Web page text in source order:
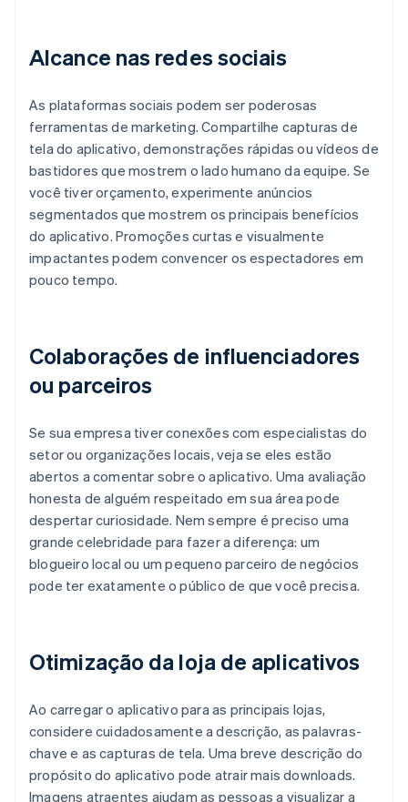
Alcance nas redes sociais
As plataformas sociais podem ser poderosas
ferramentas de marketing. Compartilhe capturas de
tela do aplicativo, demonstrações rápidas ou vídeos de
bastidores que mostrem o lado humano da equipe. Se
você tiver orçamento, experimente anúncios
segmentados que mostrem os principais benefícios
do aplicativo. Promoções curtas e visualmente
impactantes podem convencer os espectadores em
pouco tempo.
Colaborações de influenciadores
ou parceiros
Se sua empresa tiver conexões com especialistas do
setor ou organizações locais, veja se eles estão
abertos a comentar sobre o aplicativo. Uma avaliação
honesta de alguém respeitado em sua área pode
despertar curiosidade. Nem sempre é preciso uma
grande celebridade para fazer a diferença: um
blogueiro local ou um pequeno parceiro de negócios
pode ter exatamente o público de que você precisa.
Otimização da loja de aplicativos
Ao carregar o aplicativo para as principais lojas,
considere cuidadosamente a descrição, as palavras-
chave e as capturas de tela. Uma breve descrição do
propósito do aplicativo pode atrair mais downloads.
Imagens atraentes ajudam as pessoas a visualizar a